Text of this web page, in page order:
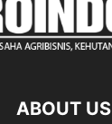
ABOUT US